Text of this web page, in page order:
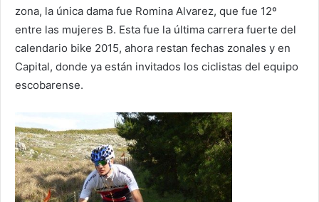
zona, la única dama fue Romina Alvarez, que fue 12º
entre las mujeres B. Esta fue la última carrera fuerte del
calendario bike 2015, ahora restan fechas zonales y en
Capital, donde ya están invitados los ciclistas del equipo
escobarense.